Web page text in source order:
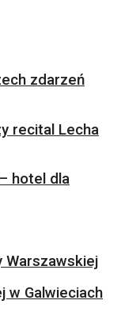
zdarzeń
recital Lecha
hotel dla
Warszawskiej
w Galwieciach